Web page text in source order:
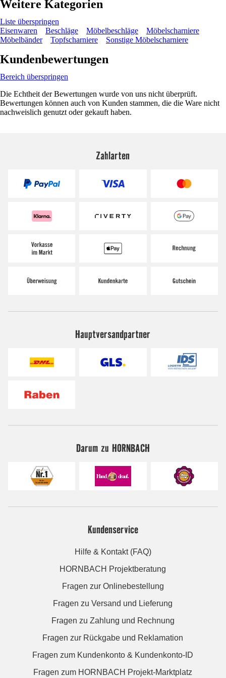
Weitere Kategorien
Liste überspringen
Eisenwaren
Beschläge Möbelbeschläge
Möbelscharniere
Möbelbänder
Topfscharniere Sonstige Möbelscharniere
Kundenbewertungen
Bereich überspringen
Die Echtheit der Bewertungen wurde von uns nicht überprüft.
Bewertungen können auch von Kunden stammen, die die Ware nicht
nachweislich genutzt oder gekauft haben.
Zahlarten
Hauptversandpartner
Darum zu HORNBACH
Kundenservice
Hilfe & Kontakt (FAQ)
HORNBACH Projektberatung
Fragen zur Onlinebestellung
Fragen zu Versand und Lieferung
Fragen zu Zahlung und Rechnung
Fragen zur Rückgabe und Reklamation
Fragen zum Kundenkonto & Kundenkonto-ID
Fragen zum HORNBACH Projekt-Marktplatz